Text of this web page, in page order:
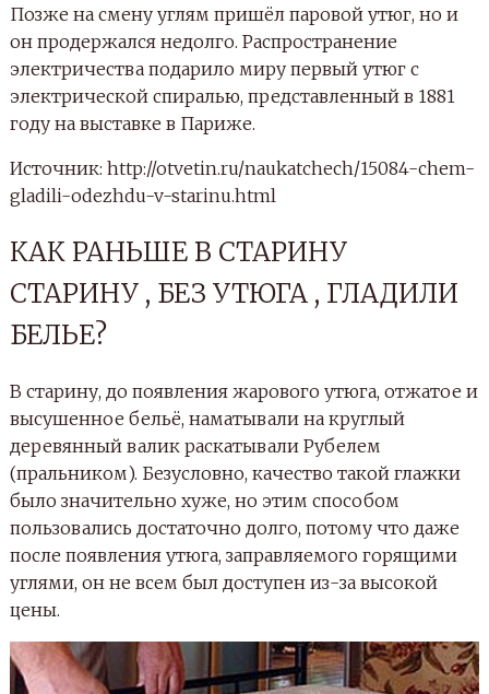
Позже на смену углям пришёл паровой утюг, но и
он продержался недолго. Распространение
электричества подарило миру первый утюг с
электрической спиралью, представленный в 1881
году на выставке в Париже.
Источник: http://otvetin.ru/naukatchech/15084-chem-
gladili-odezhdu-v-starinu.html
КАК РАНЬШЕ В СТАРИНУ
СТАРИНУ , БЕЗ УТЮГА , ГЛАДИЛИ
БЕЛЬЕ?
В старину, до появления жарового утюга, отжатое и
высушенное бельё, наматывали на круглый
деревянный валик раскатывали Рубелем
(пральником). Безусловно, качество такой глажки
было значительно хуже, но этим способом
пользовались достаточно долго, потому что даже
после появления утюга, заправляемого горящими
углями, он не всем был доступен из-за высокой
цены.